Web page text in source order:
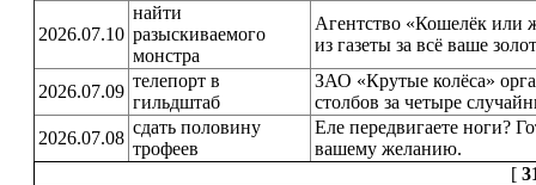
2026.07.10
найти
разыскиваемого
монстра
Агентство «Кошелёк или
из газеты за всё ваше
2026.07.09
телепорт в
гильдштаб
ЗАО «Крутые колёса»
столбов за четыре
2026.07.08
сдать половину
трофеев
Еле передвигаете ноги?
вашему желанию.
[